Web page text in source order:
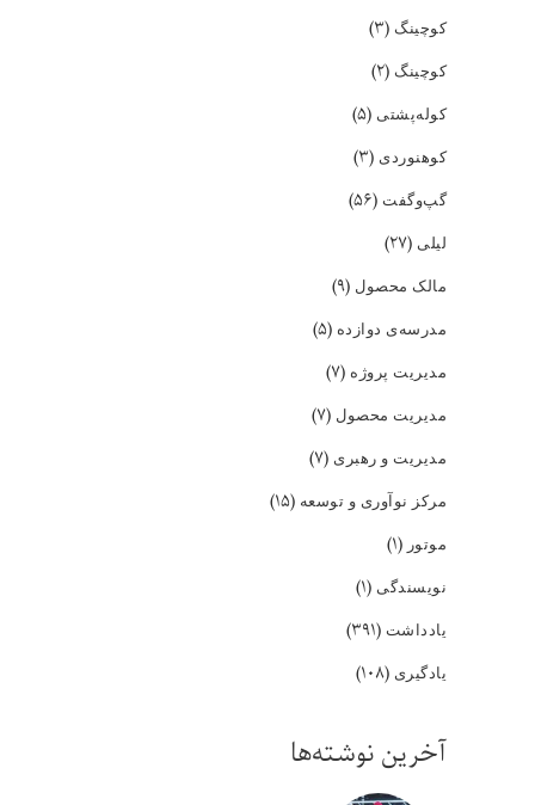
کوچینگ (۳)
کوچینگ (۲)
کوله‌پشتی (۵)
کوهنوردی (۳)
گپ‌و‌گفت (۵۶)
لیلی (۲۷)
مالک محصول (۹)
مدرسه‌ی دوازده (۵)
مدیریت پروژه (۷)
مدیریت محصول (۷)
مدیریت و رهبری (۷)
مرکز نوآوری و توسعه (۱۵)
موتور (۱)
نویسندگی (۱)
یادداشت (۳۹۱)
یادگیری (۱۰۸)
آخرین نوشته‌ها